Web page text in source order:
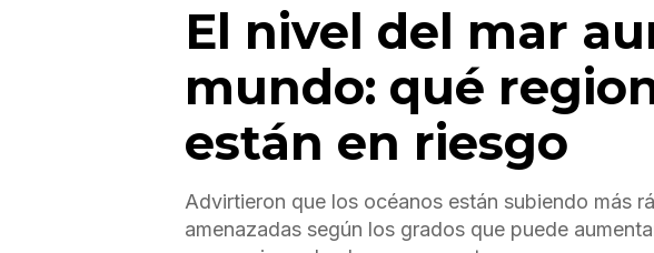
El nivel del mar
mundo: qué
están en riesgo
Advirtieron que los océanos están subiendo más
amenazadas según los grados que puede